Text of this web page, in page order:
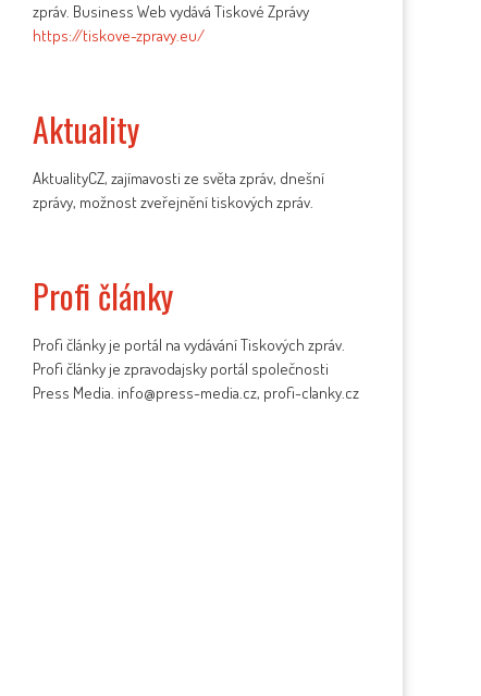
zpráv. Business Web vydává Tiskové Zprávy
https://tiskove-zpravy.eu/
Aktuality
AktualityCZ, zajímavosti ze světa zpráv, dnešní
zprávy, možnost zveřejnění tiskových zpráv.
Profi články
Profi články je portál na vydávání Tiskových zpráv.
Profi články je zpravodajsky portál společnosti
Press Media. info@press-media.cz, profi-clanky.cz